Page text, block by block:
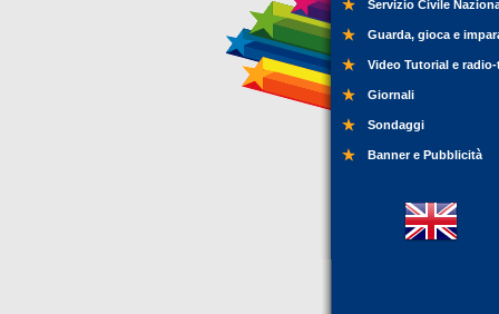
Servizio Civile
Guarda, gioca e
Video Tutorial e
Giornali
Sondaggi
Banner e Pubblicità